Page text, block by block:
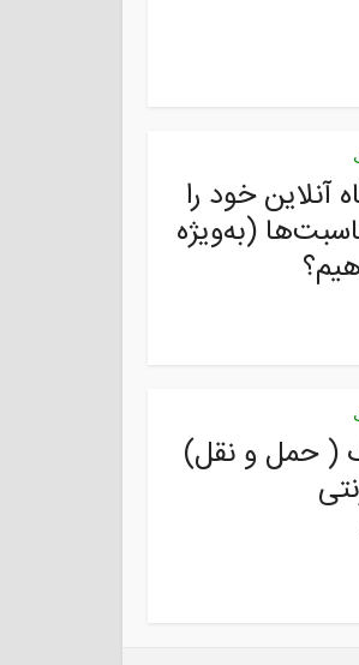
آنلاین خود را
(به‌ویژه
( حمل و نقل)